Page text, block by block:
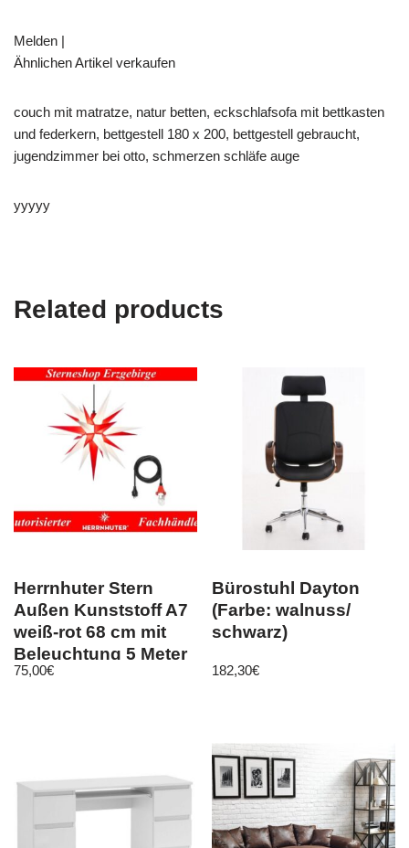
Melden |
Ähnlichen Artikel verkaufen
couch mit matratze, natur betten, eckschlafsofa mit bettkasten
und federkern, bettgestell 180 x 200, bettgestell gebraucht,
jugendzimmer bei otto, schmerzen schläfe auge
yyyyy
Related products
Herrnhuter Stern
Außen Kunststoff A7
weiß-rot 68 cm mit
Beleuchtung 5 Meter
Kabel LED
75,00€
Bürostuhl Dayton
(Farbe: walnuss/
schwarz)
182,30€